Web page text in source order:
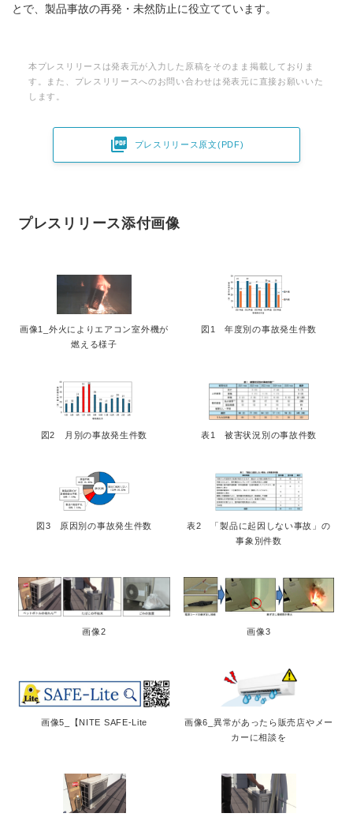
とで、製品事故の再発・未然防止に役立てています。
本プレスリリースは発表元が入力した原稿をそのまま掲載しておりま
す。また、プレスリリースへのお問い合わせは発表元に直接お願いいた
します。
 プレスリリース原文(PDF)
プレスリリース添付画像
画像1_外火によりエアコン室外機が
燃える様子
図1 年度別の事故発生件数
図2 月別の事故発生件数 表1 被害状況別の事故件数
図3 原因別の事故発生件数
表2 「製品に起因しない事故」の
事象別件数
画像2 画像3
画像5_【NITE SAFE-Lite
画像6_異常があったら販売店やメー
カーに相談を